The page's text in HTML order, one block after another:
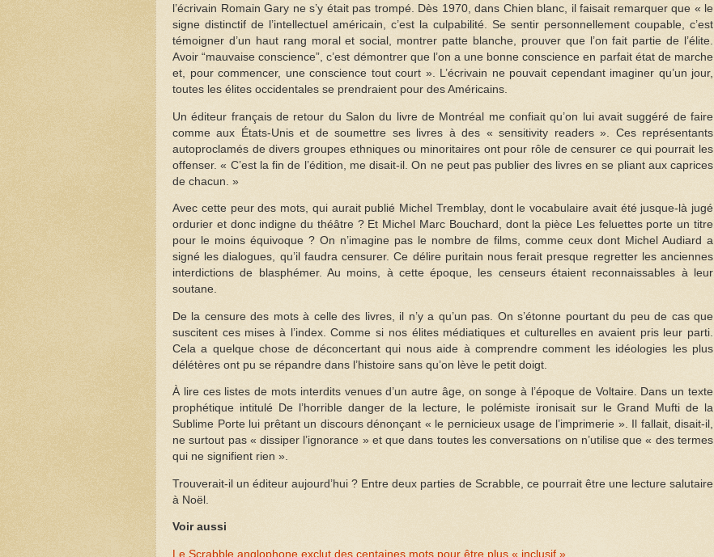
l’écrivain Romain Gary ne s’y était pas trompé. Dès 1970, dans Chien blanc, il faisait remarquer que « le
signe distinctif de l’intellectuel américain, c’est la culpabilité. Se sentir personnellement coupable, c’est
témoigner d’un haut rang moral et social, montrer patte blanche, prouver que l’on fait partie de l’élite.
Avoir “mauvaise conscience”, c’est démontrer que l’on a une bonne conscience en parfait état de marche
et, pour commencer, une conscience tout court ». L’écrivain ne pouvait cependant imaginer qu’un jour,
toutes les élites occidentales se prendraient pour des Américains.
Un éditeur français de retour du Salon du livre de Montréal me confiait qu’on lui avait suggéré de faire
comme aux États-Unis et de soumettre ses livres à des « sensitivity readers ». Ces représentants
autoproclamés de divers groupes ethniques ou minoritaires ont pour rôle de censurer ce qui pourrait les
offenser. « C’est la fin de l’édition, me disait-il. On ne peut pas publier des livres en se pliant aux caprices
de chacun. »
Avec cette peur des mots, qui aurait publié Michel Tremblay, dont le vocabulaire avait été jusque-là jugé
ordurier et donc indigne du théâtre ? Et Michel Marc Bouchard, dont la pièce Les feluettes porte un titre
pour le moins équivoque ? On n’imagine pas le nombre de films, comme ceux dont Michel Audiard a
signé les dialogues, qu’il faudra censurer. Ce délire puritain nous ferait presque regretter les anciennes
interdictions de blasphémer. Au moins, à cette époque, les censeurs étaient reconnaissables à leur
soutane.
De la censure des mots à celle des livres, il n’y a qu’un pas. On s’étonne pourtant du peu de cas que
suscitent ces mises à l’index. Comme si nos élites médiatiques et culturelles en avaient pris leur parti.
Cela a quelque chose de déconcertant qui nous aide à comprendre comment les idéologies les plus
délétères ont pu se répandre dans l’histoire sans qu’on lève le petit doigt.
À lire ces listes de mots interdits venues d’un autre âge, on songe à l’époque de Voltaire. Dans un texte
prophétique intitulé De l’horrible danger de la lecture, le polémiste ironisait sur le Grand Mufti de la
Sublime Porte lui prêtant un discours dénonçant « le pernicieux usage de l’imprimerie ». Il fallait, disait-il,
ne surtout pas « dissiper l’ignorance » et que dans toutes les conversations on n’utilise que « des termes
qui ne signifient rien ».
Trouverait-il un éditeur aujourd’hui ? Entre deux parties de Scrabble, ce pourrait être une lecture salutaire
à Noël.
Voir aussi
Le Scrabble anglophone exclut des centaines mots pour être plus « inclusif »